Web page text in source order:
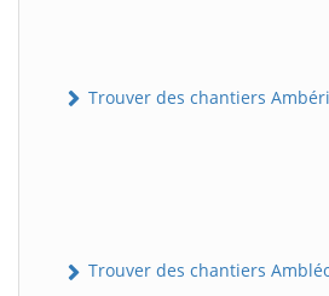
Trouver des chantiers
Trouver des chantiers